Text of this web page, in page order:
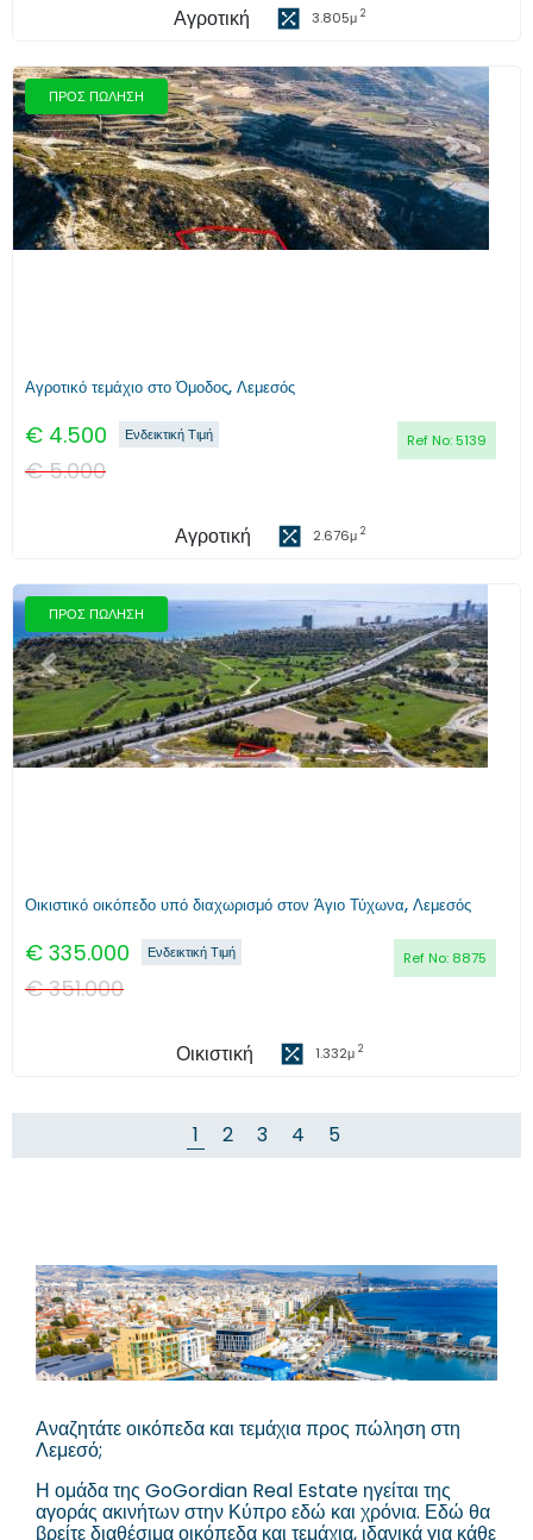
Αγροτική 3.805μ 2
ΠΡΟΣ ΠΩΛΗΣΗ
Προηγούμενο Επόμενο
Αγροτικό τεμάχιο στο Όμοδος, Λεμεσός
€ 4.500 Ref No:5139
Ενδεικτική Τιμή
€5.000
Αγροτική 2.676μ 2
ΠΡΟΣ ΠΩΛΗΣΗ
Προηγούμενο Επόμενο
Οικιστικό οικόπεδο υπό διαχωρισμό στον Άγιο Τύχωνα, Λεμεσός
€ 335.000 Ref No: 8875
Ενδεικτική Τιμή
€351.000
Οικιστική 1.332μ 2
1 2 3 4 5
Αναζητάτε οικόπεδα και τεμάχια προς πώληση στη
Λεμεσό;
Η ομάδα της GoGordian Real Estate ηγείται της
αγοράς ακινήτων στην Κύπρο εδώ και χρόνια. Εδώ θα
βρείτε διαθέσιμα οικόπεδα και τεμάχια, ιδανικά για κάθε